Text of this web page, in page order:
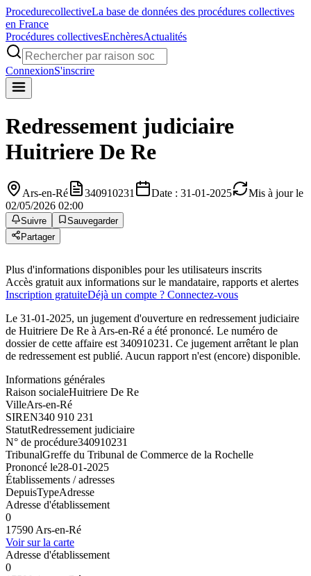
ProcedurecollectiveLa base de données des procédures collectives
en France
Procédures collectivesEnchèresActualités
ConnexionS'inscrire
Redressement judiciaire
Huitriere De Re
Ars-en-Ré 340910231 Date : 31-01-2025
Mis à jour le
02/05/2026 02:00
Suivre
Sauvegarder
Partager
Plus d'informations disponibles pour les utilisateurs inscrits
Accès gratuit aux informations sur le mandataire, rapports et alertes
Inscription gratuiteDéjà un compte ? Connectez-vous
Le 31-01-2025, un jugement d'ouverture en redressement judiciaire
de Huitriere De Re à Ars-en-Ré a été prononcé. Le numéro de
dossier de cette affaire est 340910231. Ce jugement arrêtant le plan
de redressement est publié. Aucun rapport n'est (encore) disponible.
Informations générales
Raison socialeHuitriere De Re
VilleArs-en-Ré
SIREN340 910 231
StatutRedressement judiciaire
N° de procédure340910231
TribunalGreffe du Tribunal de Commerce de la Rochelle
Prononcé le28-01-2025
Établissements / adresses
DepuisTypeAdresse
Adresse d'établissement
0
17590 Ars-en-Ré
Voir sur la carte
Adresse d'établissement
0